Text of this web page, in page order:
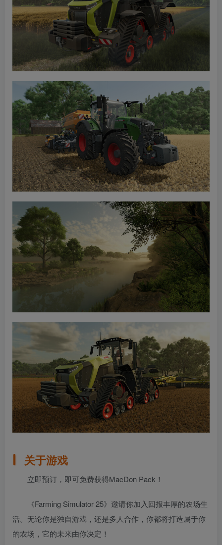
关于游戏
立即预订，即可免费获得MacDon Pack！
《Farming Simulator 25》邀请你加入回报丰厚的农场生
活。无论你是独自游戏，还是多人合作，你都将打造属于你
的农场，它的未来由你决定！